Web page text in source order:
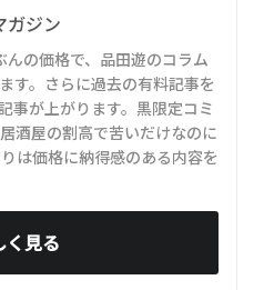
ガジン
の価格で、品田遊のコラム
す。さらに過去の有料記事を
事が上がります。黒限定コミ
酒屋の割高で苦いだけなのに
は価格に納得感のある内容を
く見る